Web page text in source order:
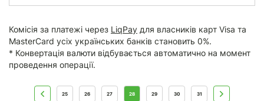
Комісія за платежі через LiqPay для власників карт Visa та
MasterCard усіх українських банків становить 0%.
* Конвертація валюти відбувається автоматично на момент
проведення операції.
25 26 27 28 29 30 31